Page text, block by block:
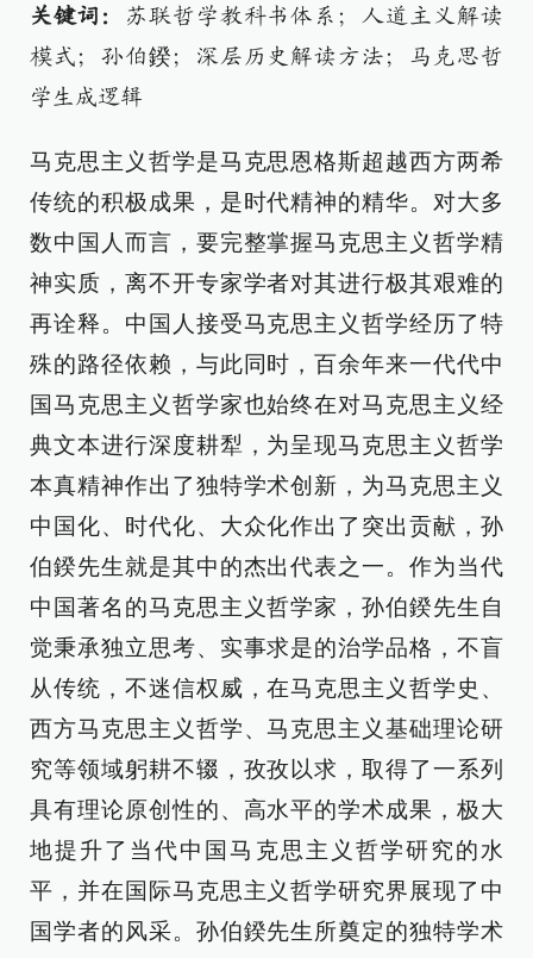
关键词：
苏联哲学教科书体系；人道主义解读
模式；孙伯鍨；深层历史解读方法；马克思哲
学生成逻辑
马克思主义哲学是马克思恩格斯超越西方两希
传统的积极成果，是时代精神的精华。对大多
数中国人而言，要完整掌握马克思主义哲学精
神实质，离不开专家学者对其进行极其艰难的
再诠释。中国人接受马克思主义哲学经历了特
殊的路径依赖，与此同时，百余年来一代代中
国马克思主义哲学家也始终在对马克思主义经
典文本进行深度耕犁，为呈现马克思主义哲学
本真精神作出了独特学术创新，为马克思主义
中国化、时代化、大众化作出了突出贡献，孙
伯鍨先生就是其中的杰出代表之一。作为当代
中国著名的马克思主义哲学家，孙伯鍨先生自
觉秉承独立思考、实事求是的治学品格，不盲
从传统，不迷信权威，在马克思主义哲学史、
西方马克思主义哲学、马克思主义基础理论研
究等领域躬耕不辍，孜孜以求，取得了一系列
具有理论原创性的、高水平的学术成果，极大
地提升了当代中国马克思主义哲学研究的水
平，并在国际马克思主义哲学研究界展现了中
国学者的风采。孙伯鍨先生所奠定的独特学术